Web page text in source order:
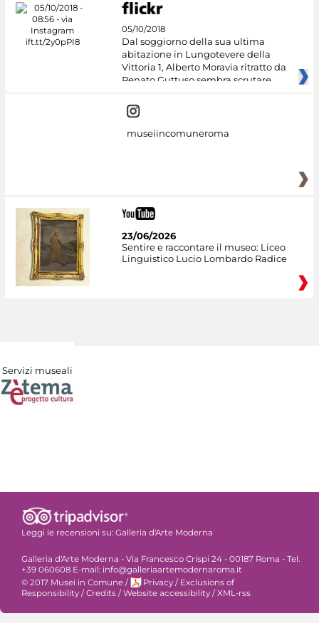
05/10/2018
Dal soggiorno della sua ultima
abitazione in Lungotevere della
Vittoria 1, Alberto Moravia ritratto da
Renato Guttuso sembra scrutare
museiincomuneroma
23/06/2026
Sentire e raccontare il museo: Liceo
Linguistico Lucio Lombardo Radice
Servizi museali
Leggi le recensioni su: Galleria d'Arte Moderna
Galleria d'Arte Moderna - Via Francesco Crispi 24 - 00187 Roma - Tel.
+39 060608 E-mail: info@galleriaartemodernaroma.it
© 2017 Musei in Comune / Privacy / Exclusions of
Responsibility / Credits / Website accessibility / XML-rss